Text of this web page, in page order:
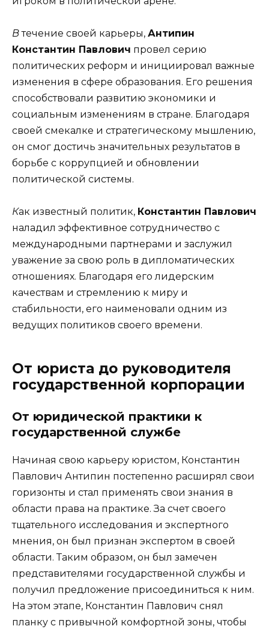
Втечение своей карьеры, Антипин
Константин Павлович провел серию
политических реформ и инициировал важные
изменения в сфере образования. Его решения
способствовали развитию экономики и
социальным изменениям в стране. Благодаря
своей смекалке и стратегическому мышлению,
он смог достичь значительных результатов в
борьбе с коррупцией и обновлении
политической системы.
Как известный политик, Константин Павлович
наладил эффективное сотрудничество с
международными партнерами и заслужил
уважение за свою роль в дипломатических
отношениях. Благодаря его лидерским
качествам и стремлению к миру и
стабильности, его наименовали одним из
ведущих политиков своего времени.
От юриста до руководителя
государственной корпорации
От юридической практики к
государственной службе
Начиная свою карьеру юристом, Константин
Павлович Антипин постепенно расширял свои
горизонты и стал применять свои знания в
области права на практике. За счет своего
тщательного исследования и экспертного
мнения, он был признан экспертом в своей
области. Таким образом, он был замечен
представителями государственной службы и
получил предложение присоединиться к ним.
На этом этапе, Константин Павлович снял
планку с привычной комфортной зоны, чтобы